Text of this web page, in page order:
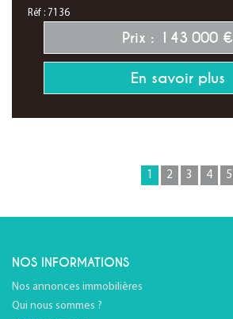
Réf : 7136
Prix : 143 000 €
En savoir plus
1 2 3 4 5
NOS INFORMATIONS
Nos annonces immobilières
Qui nous sommes ?